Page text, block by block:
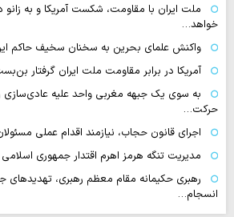
ملت ایران با مقاومت، شکست آمریکا و به
خواهد…
واکنش علمای بحرین به سخنان سخیف حاکم این
آمریکا در برابر مقاومت ملت ایران گرفتار
به سوی یک جبهه مغربی واحد علیه عادی‌سازی
حرکت…
اجرای قانون حجاب، نیازمند اقدام عملی
مدیریت تنگه هرمز اهرم اقتدار جمهوری
رهبری حکیمانه مقام معظم رهبری، تهدیدهای
انسجام…